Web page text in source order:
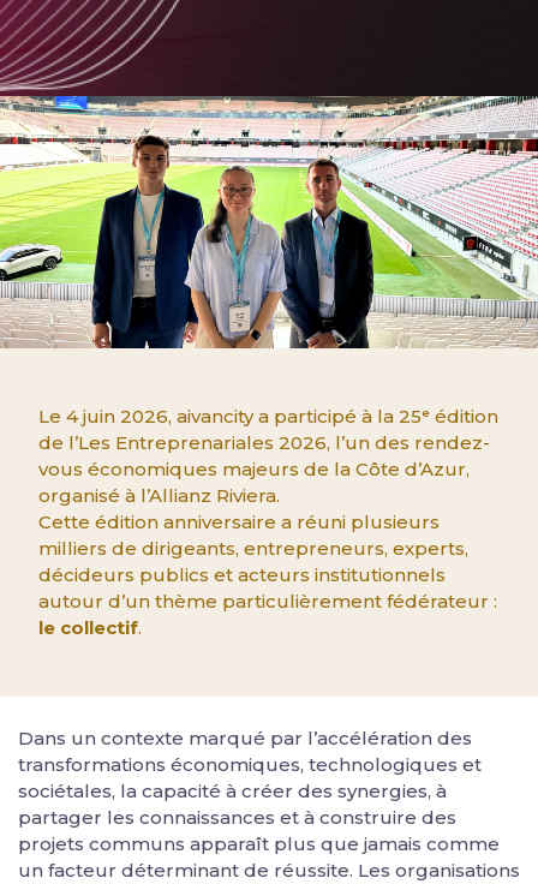
Le 4 juin 2026, aivancity a participé à la 25ᵉ édition
de l’Les Entreprenariales 2026, l’un des rendez-
vous économiques majeurs de la Côte d’Azur,
organisé à l’Allianz Riviera.
Cette édition anniversaire a réuni plusieurs
milliers de dirigeants, entrepreneurs, experts,
décideurs publics et acteurs institutionnels
autour d’un thème particulièrement fédérateur :
le collectif.
Dans un contexte marqué par l’accélération des
transformations économiques, technologiques et
sociétales, la capacité à créer des synergies, à
partager les connaissances et à construire des
projets communs apparaît plus que jamais comme
un facteur déterminant de réussite. Les organisations